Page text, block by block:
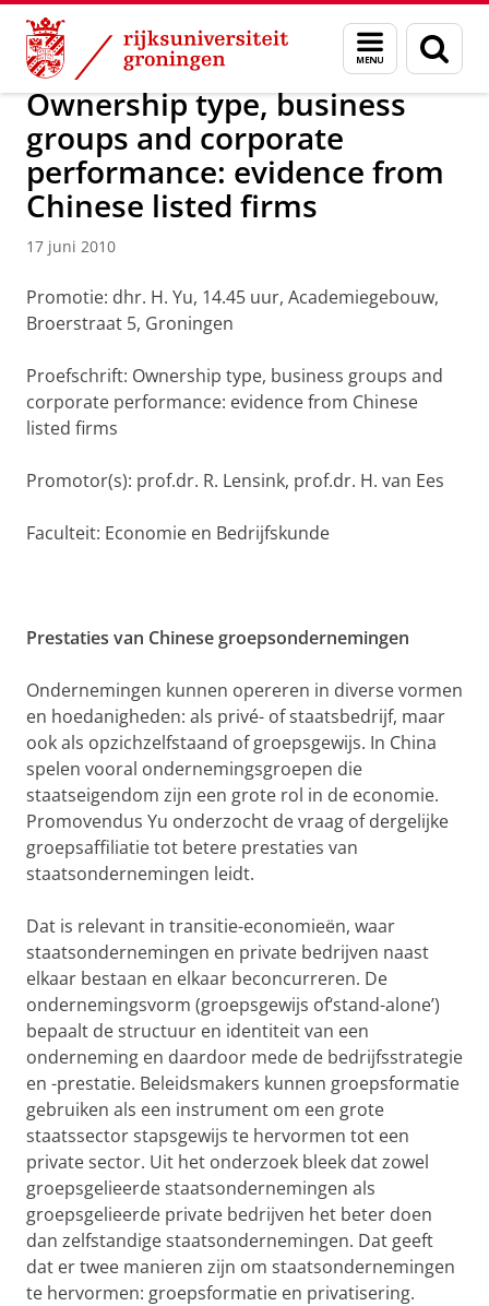
Skip
Content
Skip
Navigation
Menu
en
zoeken
Over ons Actueel Nieuws Nieuwsberichten
Ownership type, business
groups and corporate
performance: evidence from
Chinese listed firms
17 juni 2010
Promotie: dhr. H. Yu, 14.45 uur, Academiegebouw,
Broerstraat 5, Groningen
Proefschrift: Ownership type, business groups and
corporate performance: evidence from Chinese
listed firms
Promotor(s): prof.dr. R. Lensink, prof.dr. H. van Ees
Faculteit: Economie en Bedrijfskunde
Prestaties van Chinese groepsondernemingen
Ondernemingen kunnen opereren in diverse vormen
en hoedanigheden: als privé- of staatsbedrijf, maar
ook als opzichzelfstaand of groepsgewijs. In China
spelen vooral ondernemingsgroepen die
staatseigendom zijn een grote rol in de economie.
Promovendus Yu onderzocht de vraag of dergelijke
groepsaffiliatie tot betere prestaties van
staatsondernemingen leidt.
Dat is relevant in transitie-economieën, waar
staatsondernemingen en private bedrijven naast
elkaar bestaan en elkaar beconcurreren. De
ondernemingsvorm (groepsgewijs of‘stand-alone’)
bepaalt de structuur en identiteit van een
onderneming en daardoor mede de bedrijfsstrategie
en -prestatie. Beleidsmakers kunnen groepsformatie
gebruiken als een instrument om een grote
staatssector stapsgewijs te hervormen tot een
private sector. Uit het onderzoek bleek dat zowel
groepsgelieerde staatsondernemingen als
groepsgelieerde private bedrijven het beter doen
dan zelfstandige staatsondernemingen. Dat geeft
dat er twee manieren zijn om staatsondernemingen
te hervormen: groepsformatie en privatisering.